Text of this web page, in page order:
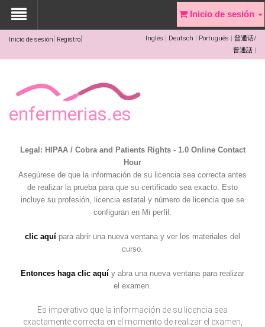
Inicio de sesión Registro Inglés Deutsch Português
普通话/
普通話
enfermerias.es
Inicio de sesión
Legal: HIPAA / Cobra and Patients Rights - 1.0 Online Contact
Hour
Asegúrese de que la información de su licencia sea correcta antes
de realizar la prueba para que su certificado sea exacto. Esto
incluye su profesión, licencia estatal y número de licencia que se
configuran en Mi perfil.
clic aquí para abrir una nueva ventana y ver los materiales del
curso.
Entonces haga clic aquí y abra una nueva ventana para realizar
el examen.
Es imperativo que la información de su licencia sea
exactamente correcta en el momento de realizar el examen,